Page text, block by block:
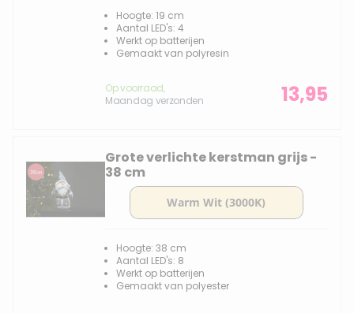
Hoogte: 19 cm
Aantal LED's: 4
Werkt op batterijen
Gemaakt van polyresin
Op voorraad,
Maandag verzonden
13,95
Grote verlichte kerstman grijs -
38 cm
Hoogte: 38 cm
Aantal LED's: 8
Werkt op batterijen
Gemaakt van polyester